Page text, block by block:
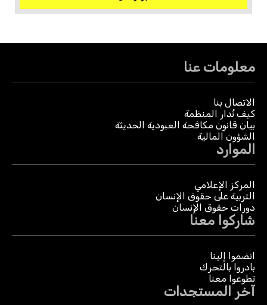
معلومات عنا
الاتصال بنا
كيف تُدار المنظمة
بيان قانون مكافحة العبودية الحديثة
الشؤون المالية
الموارد
المركز الإعلامي
التربية على حقوق الإنسان
دورات حقوق الإنسان
شاركوا معنا
انضموا إلينا
بادروا بالتحرك
تطوعوا معنا
آخر المستجدات